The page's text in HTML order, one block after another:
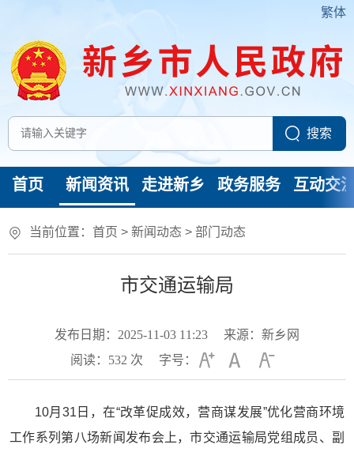
繁体
首页 新闻资讯 走进新乡 政务服务 互动交
当前位置： 首页 > 新闻动态 > 部门动态
市交通运输局
发布日期：2025-11-03 11:23
来源：新乡网
阅读： 532 次 字号：
10月31日，在“改革促成效，营商谋发展”优化营商环境
工作系列第八场新闻发布会上，市交通运输局党组成员、副